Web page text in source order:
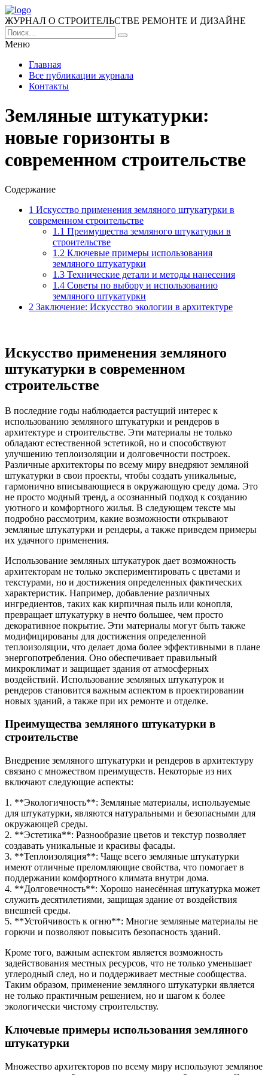
ЖУРНАЛ О СТРОИТЕЛЬСТВЕ РЕМОНТЕ И ДИЗАЙНЕ
Меню
Главная
Все публикации журнала
Контакты
Земляные штукатурки:
новые горизонты в
современном строительстве
Содержание
1 Искусство применения земляного штукатурки в
современном строительстве
1.1 Преимущества земляного штукатурки в
строительстве
1.2 Ключевые примеры использования
земляного штукатурки
1.3 Технические детали и методы нанесения
1.4 Советы по выбору и использованию
земляного штукатурки
2 Заключение: Искусство экологии в архитектуре
Искусство применения земляного
штукатурки в современном
строительстве
В последние годы наблюдается растущий интерес к
использованию земляного штукатурки и рендеров в
архитектуре и строительстве. Эти материалы не только
обладают естественной эстетикой, но и способствуют
улучшению теплоизоляции и долговечности построек.
Различные архитекторы по всему миру внедряют земляной
штукатурки в свои проекты, чтобы создать уникальные,
гармонично вписывающиеся в окружающую среду дома. Это
не просто модный тренд, а осознанный подход к созданию
уютного и комфортного жилья. В следующем тексте мы
подробно рассмотрим, какие возможности открывают
земляные штукатурки и рендеры, а также приведем примеры
их удачного применения.
Использование земляных штукатурок дает возможность
архитекторам не только экспериментировать с цветами и
текстурами, но и достижения определенных фактических
характеристик. Например, добавление различных
ингредиентов, таких как кирпичная пыль или конопля,
превращает штукатурку в нечто большее, чем просто
декоративное покрытие. Эти материалы могут быть также
модифицированы для достижения определенной
теплоизоляции, что делает дома более эффективными в плане
энергопотребления. Оно обеспечивает правильный
микроклимат и защищает здания от атмосферных
воздействий. Использование земляных штукатурок и
рендеров становится важным аспектом в проектировании
новых зданий, а также при их ремонте и отделке.
Преимущества земляного штукатурки в
строительстве
Внедрение земляного штукатурки и рендеров в архитектуру
связано с множеством преимуществ. Некоторые из них
включают следующие аспекты:
1. **Экологичность**: Земляные материалы, используемые
для штукатурки, являются натуральными и безопасными для
окружающей среды.
2. **Эстетика**: Разнообразие цветов и текстур позволяет
создавать уникальные и красивы фасады.
3. **Теплоизоляция**: Чаще всего земляные штукатурки
имеют отличные преломляющие свойства, что помогает в
поддержании комфортного климата внутри дома.
4. **Долговечность**: Хорошо нанесённая штукатурка может
служить десятилетиями, защищая здание от воздействия
внешней среды.
5. **Устойчивость к огню**: Многие земляные материалы не
горючи и позволяют повысить безопасность зданий.
Кроме того, важным аспектом является возможность
задействования местных ресурсов, что не только уменьшает
углеродный след, но и поддерживает местные сообщества.
Таким образом, применение земляного штукатурки является
не только практичным решением, но и шагом к более
экологически чистому строительству.
Ключевые примеры использования земляного
штукатурки
Множество архитекторов по всему миру используют земляное